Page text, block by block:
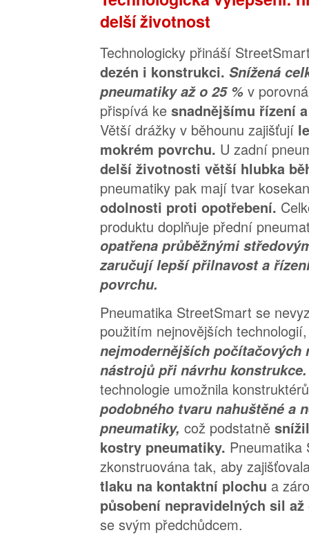
delší životnost
Technologicky přináší
dezén i konstrukci. Snížená
pneumatiky až o 25 % v
přispívá ke snadnějšímu řízení
Větší drážky v běhounu zajišťují
mokrém povrchu. U zadní
delší životnosti větší hlubka
pneumatiky pak mají tvar
odolnosti proti opotřebení.
produktu doplňuje přední
opatřena průběžnými
zaručují lepší přilnavost a
povrchu.
Pneumatika StreetSmart se
použitím nejnovějších
nejmodernějších počítačových
nástrojů při návrhu
technologie umožnila
podobného tvaru nahuštěné a
pneumatiky, což podstatně
kostry pneumatiky. Pneumatika
zkonstruována tak, aby
tlaku na kontaktní plochu a
působení nepravidelných sil
se svým předchůdcem.